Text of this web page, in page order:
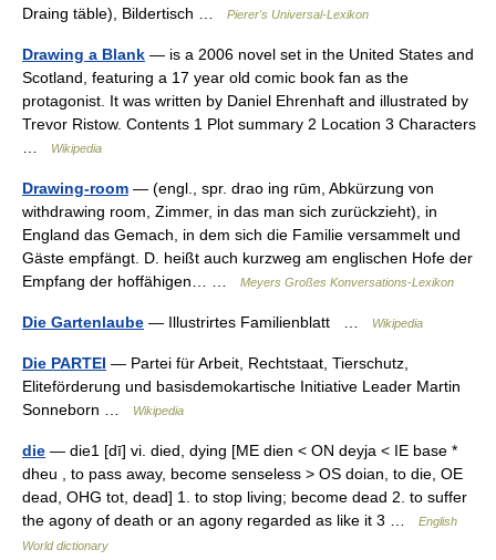
Draing täble), Bildertisch …
Pierer's Universal-Lexikon
Drawing a Blank — is a 2006 novel set in the United States and
Scotland, featuring a 17 year old comic book fan as the
protagonist. It was written by Daniel Ehrenhaft and illustrated by
Trevor Ristow. Contents 1 Plot summary 2 Location 3 Characters
Wikipedia
Drawing-room — (engl., spr. drao ing rūm, Abkürzung von
withdrawing room, Zimmer, in das man sich zurückzieht), in
England das Gemach, in dem sich die Familie versammelt und
Gäste empfängt. D. heißt auch kurzweg am englischen Hofe der
Empfang der hoffähigen… …
Meyers Großes Konversations-Lexikon
Die Gartenlaube — Illustrirtes Familienblatt … Wikipedia
Die PARTEI — Partei für Arbeit, Rechtstaat, Tierschutz,
Eliteförderung und basisdemokartische Initiative Leader Martin
Sonneborn …
Wikipedia
die — die1 [dī] vi. died, dying [ME dien < ON deyja < IE base *
dheu , to pass away, become senseless > OS doian, to die, OE
dead, OHG tot, dead] 1. to stop living; become dead 2. to suffer
the agony of death or an agony regarded as like it 3 …
English
World dictionary